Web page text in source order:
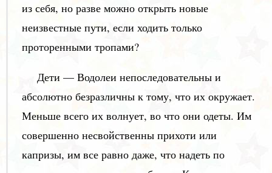
из себя, но разве можно открыть новые
неизвестные пути, если ходить только
проторенными тропами?
Дети — Водолеи непоследовательны и
абсолютно безразличны к тому, что их окружает.
Меньше всего их волнует, во что они одеты. Им
совершенно несвойственны прихоти или
капризы, им все равно даже, что надеть по